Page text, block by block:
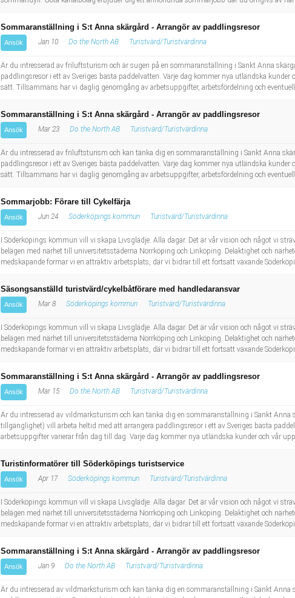
Sommaranställning i S:t Anna skärgård - Arrangör av paddlingsresor
Ansök Jan 10 Do the North AB Turistvärd/Turistvärdinna
Är du intresserad av friluftsturism och är sugen på en sommaranställning i Sankt Anna
paddlingsresor i ett av Sveriges bästa paddelvatten. Varje dag kommer nya utländska
sätt. Tillsammans har vi daglig genomgång av arbetsuppgifter, arbetsfördelning och
Sommaranställning i S:t Anna skärgård - Arrangör av paddlingsresor
Ansök Mar 23 Do the North AB Turistvärd/Turistvärdinna
Är du intresserad av friluftsturism och kan tänka dig en sommaranställning i Sankt Anna
paddlingsresor i ett av Sveriges bästa paddelvatten. Varje dag kommer nya utländska
sätt. Tillsammans har vi daglig genomgång av arbetsuppgifter, arbetsfördelning och
Sommarjobb: Förare till Cykelfärja
Ansök Jun 24 Söderköpings kommun Turistvärd/Turistvärdinna
I Söderköpings kommun vill vi skapa Livsglädje. Alla dagar. Det är vår vision och något vi
belägen med närhet till universitetsstäderna Norrköping och Linköping. Delaktighet och
medskapande formar vi en attraktiv arbetsplats, där vi bidrar till ett fortsatt växande
Säsongsanställd turistvärd/cykelbåtförare med handledaransvar
Ansök Mar 8 Söderköpings kommun Turistvärd/Turistvärdinna
I Söderköpings kommun vill vi skapa Livsglädje. Alla dagar. Det är vår vision och något vi
belägen med närhet till universitetsstäderna Norrköping och Linköping. Delaktighet och
medskapande formar vi en attraktiv arbetsplats, där vi bidrar till ett fortsatt växande
Sommaranställning i S:t Anna skärgård - Arrangör av paddlingsresor
Ansök Mar 15 Do the North AB Turistvärd/Turistvärdinna
Är du intresserad av vildmarksturism och kan tänka dig en sommaranställning i Sankt
tillgänglighet) vill arbeta heltid med att arrangera paddlingsresor i ett av Sveriges bästa
arbetsuppgifter varierar från dag till dag. Varje dag kommer nya utländska kunder och vår
Turistinformatörer till Söderköpings turistservice
Ansök Apr 17 Söderköpings kommun Turistvärd/Turistvärdinna
I Söderköpings kommun vill vi skapa Livsglädje. Alla dagar. Det är vår vision och något vi
belägen med närhet till universitetsstäderna Norrköping och Linköping. Delaktighet och
medskapande formar vi en attraktiv arbetsplats, där vi bidrar till ett fortsatt växande
Sommaranställning i S:t Anna skärgård - Arrangör av paddlingsresor
Ansök Jan 9 Do the North AB Turistvärd/Turistvärdinna
Är du intresserad av vildmarksturism och kan tänka dig en sommaranställning i Sankt